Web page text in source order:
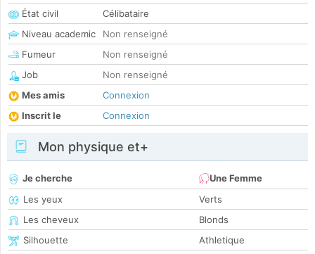
État civil
Célibataire
Niveau academic
Non renseigné
Fumeur
Non renseigné
Job
Non renseigné
Mes amis
Connexion
Inscrit le
Connexion
Mon physique et+
Je cherche
Une Femme
Les yeux
Verts
Les cheveux
Blonds
Silhouette
Athletique